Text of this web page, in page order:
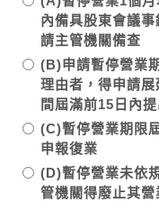
內備具股東會議
請主管機關備查
(B)申請暫停營業
理由者，得申請
間屆滿前15日內
(C)暫停營業期限
申報復業
(D)暫停營業未依
管機關得廢止其營